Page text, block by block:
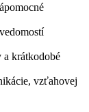
a krátkodobé
vzťahovej